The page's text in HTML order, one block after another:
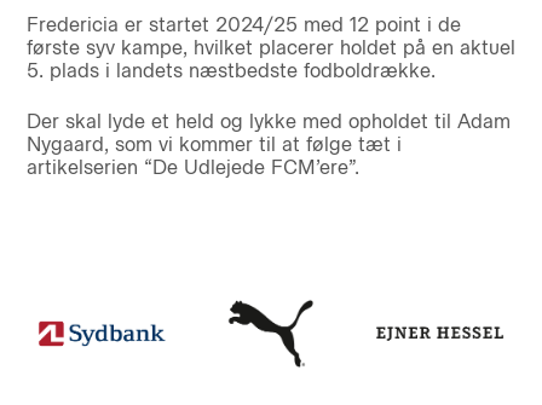
Fredericia er startet 2024/25 med 12 point i de
første syv kampe, hvilket placerer holdet på en aktuel
5. plads i landets næstbedste fodboldrække.
Der skal lyde et held og lykke med opholdet til Adam
Nygaard, som vi kommer til at følge tæt i
artikelserien “De Udlejede FCM’ere”.